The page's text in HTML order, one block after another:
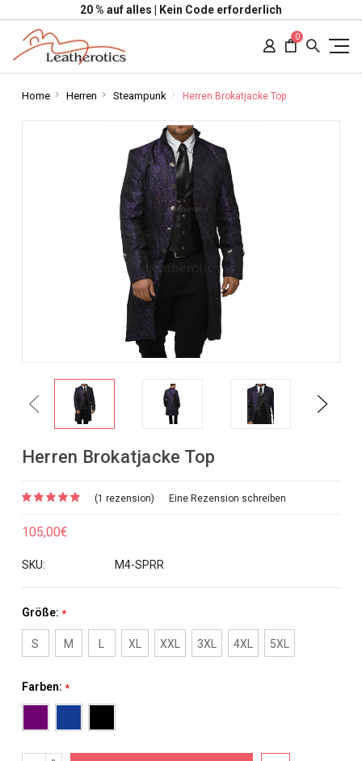
20 % auf alles | Kein Code erforderlich
0
Home Herren Steampunk Herren Brokatjacke Top
Previous Next
Herren Brokatjacke Top
(1 rezension) Eine Rezension schreiben
105,00€
SKU: M4-SPRR
Größe: *
S M L XL XXL 3XL 4XL 5XL
Farben: *